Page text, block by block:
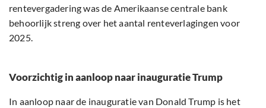
rentevergadering was de Amerikaanse centrale bank
behoorlijk streng over het aantal renteverlagingen voor
2025.
Voorzichtig in aanloop naar inauguratie Trump
In aanloop naar de inauguratie van Donald Trump is het